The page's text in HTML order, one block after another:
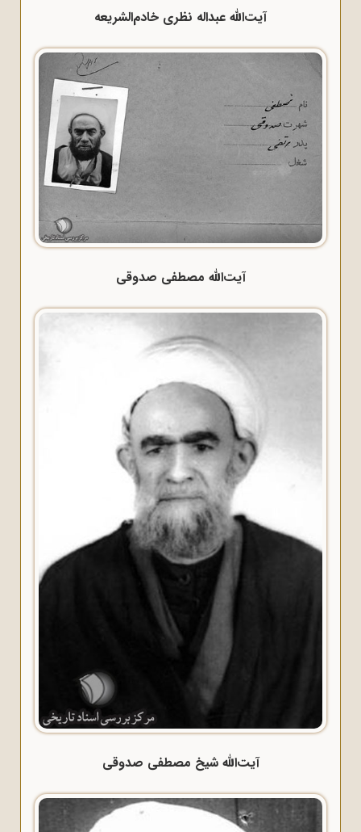
آیت‌الله عبداله نظری خادم‌الشریعه
آیت‌الله مصطفی صدوقی
آیت‌الله شیخ مصطفی صدوقی